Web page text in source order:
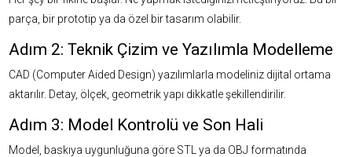
parça, bir prototip ya da özel bir tasarım olabilir.
Adım 2: Teknik Çizim ve Yazılımla Modelleme
CAD (Computer Aided Design) yazılımlarla modeliniz dijital ortama
aktarılır. Detay, ölçek, geometrik yapı dikkatle şekillendirilir.
Adım 3: Model Kontrolü ve Son Hali
Model, baskıya uygunluğuna göre STL ya da OBJ formatında